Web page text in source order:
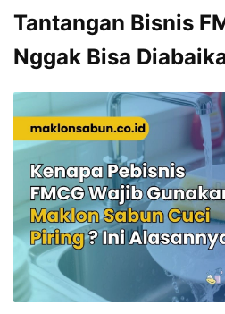
Tantangan Bisnis
Nggak Bisa